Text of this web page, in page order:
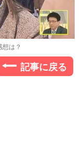
想は？
記事に戻る